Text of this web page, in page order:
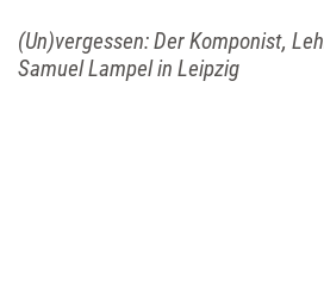
(Un)vergessen: Der Komponist,
Samuel Lampel in Leipzig